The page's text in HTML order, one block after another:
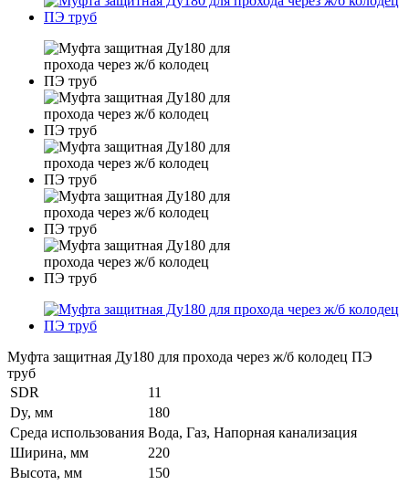
Муфта защитная Ду180 для прохода через ж/б колодец ПЭ
труб
SDR
11
Dy, мм
180
Среда использования Вода, Газ, Напорная канализация
Ширина, мм
220
Высота, мм
150